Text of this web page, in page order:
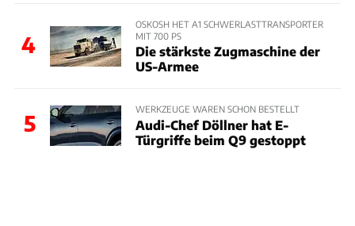
4
OSKOSH HET A1 SCHWERLASTTRANSPORTER
MIT 700 PS
Die stärkste Zugmaschine der
US-Armee
5
WERKZEUGE WAREN SCHON BESTELLT
Audi-Chef Döllner hat E-
Türgriffe beim Q9 gestoppt